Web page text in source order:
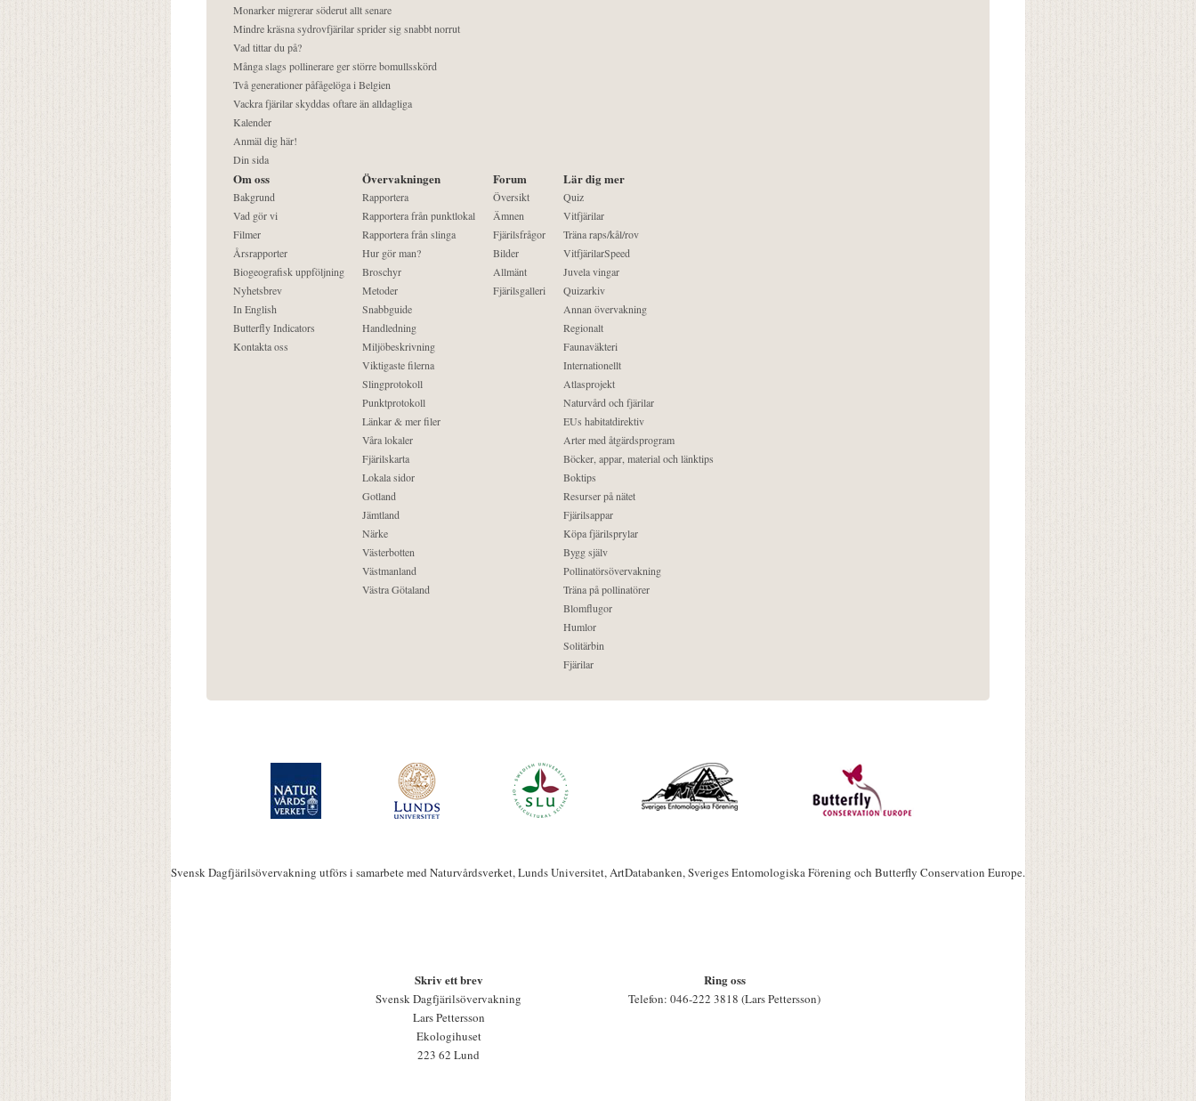
Monarker migrerar söderut allt senare
Mindre kräsna sydrovfjärilar sprider sig snabbt norrut
Vad tittar du på?
Många slags pollinerare ger större bomullsskörd
Två generationer påfågelöga i Belgien
Vackra fjärilar skyddas oftare än alldagliga
Kalender
Anmäl dig här!
Din sida
Om oss
Bakgrund
Vad gör vi
Filmer
Årsrapporter
Biogeografisk uppföljning
Nyhetsbrev
In English
Butterfly Indicators
Kontakta oss
Övervakningen
Rapportera
Rapportera från punktlokal
Rapportera från slinga
Hur gör man?
Broschyr
Metoder
Snabbguide
Handledning
Miljöbeskrivning
Viktigaste filerna
Slingprotokoll
Punktprotokoll
Länkar & mer filer
Våra lokaler
Fjärilskarta
Lokala sidor
Gotland
Jämtland
Närke
Västerbotten
Västmanland
Västra Götaland
Forum
Översikt
Ämnen
Fjärilsfrågor
Bilder
Allmänt
Fjärilsgalleri
Lär dig mer
Quiz
Vitfjärilar
Träna raps/kål/rov
VitfjärilarSpeed
Juvela vingar
Quizarkiv
Annan övervakning
Regionalt
Faunaväkteri
Internationellt
Atlasprojekt
Naturvård och fjärilar
EUs habitatdirektiv
Arter med åtgärdsprogram
Böcker, appar, material och länktips
Boktips
Resurser på nätet
Fjärilsappar
Köpa fjärilsprylar
Bygg själv
Pollinatörsövervakning
Träna på pollinatörer
Blomflugor
Humlor
Solitärbin
Fjärilar
Svensk Dagfjärilsövervakning utförs i samarbete med Naturvårdsverket, Lunds Universitet, ArtDatabanken, Sveriges Entomologiska Förening och Butterfly Conservation Europe.
Skriv ett brev
Svensk Dagfjärilsövervakning
Lars Pettersson
Ekologihuset
223 62 Lund
Ring oss
Telefon: 046-222 3818 (Lars Pettersson)